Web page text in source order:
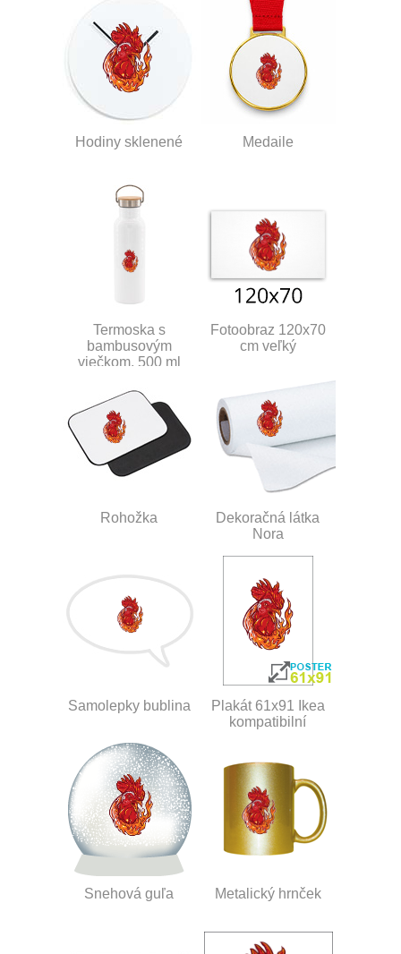
Hodiny sklenené Medaile
Termoska s
bambusovým
viečkom, 500 ml
Fotoobraz 120x70
cm veľký
Rohožka
Dekoračná látka
Nora
Samolepky bublina
Plakát 61x91 Ikea
kompatibilní
Snehová guľa Metalický hrnček